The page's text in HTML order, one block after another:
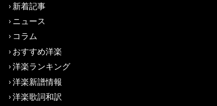
新着記事
ニュース
コラム
おすすめ洋楽
洋楽ランキング
洋楽新譜情報
洋楽歌詞和訳